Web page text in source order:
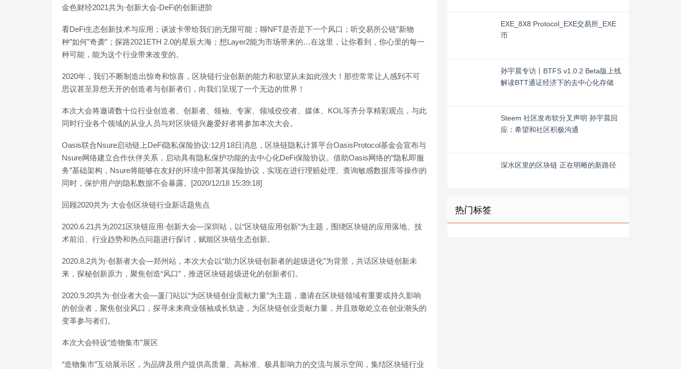
金色财经2021共为·创新大会-DeFi的创新进阶
看DeFi生态创新技术与应用；谈波卡带给我们的无限可能；聊NFT是否是下一个风口；听交易所公链”新物
种”如何”奇袭”；探路2021ETH 2.0的星辰大海；想Layer2能为市场带来的…在这里，让你看到，你心里的每一
种可能，能为这个行业带来改变的。
2020年，我们不断制造出惊奇和惊喜，区块链行业创新的能力和欲望从未如此强大！那些常常让人感到不可
思议甚至异想天开的创造者与创新者们，向我们呈现了一个无边的世界！
本次大会将邀请数十位行业创造者、创新者、领袖、专家、领域佼佼者、媒体、KOL等齐分享精彩观点，与此
同时行业各个领域的从业人员与对区块链兴趣爱好者将参加本次大会。
Oasis联合Nsure启动链上DeFi隐私保险协议:12月18日消息，区块链隐私计算平台OasisProtocol基金会宣布与
Nsure网络建立合作伙伴关系，启动具有隐私保护功能的去中心化DeFi保险协议。借助Oasis网络的“隐私即服
务”基础架构，Nsure将能够在友好的环境中部署其保险协议，实现在进行理赔处理、查询敏感数据库等操作的
同时，保护用户的隐私数据不会暴露。[2020/12/18 15:39:18]
回顾2020共为·大会创区块链行业新话题焦点
2020.6.21共为2021区块链应用·创新大会—深圳站，以“区块链应用创新”为主题，围绕区块链的应用落地、技
术前沿、行业趋势和热点问题进行探讨，赋能区块链生态创新。
2020.8.2共为·创新者大会—郑州站，本次大会以“助力区块链创新者的超级进化”为背景，共话区块链创新未
来，探秘创新原力，聚焦创造“风口”，推进区块链超级进化的创新者们。
2020.9.20共为·创业者大会—厦门站以“为区块链创业贡献力量”为主题，邀请在区块链领域有重要或持久影响
的创业者，聚焦创业风口，探寻未来商业领袖成长轨迹，为区块链创业贡献力量，并且致敬屹立在创业潮头的
变革参与者们。
本次大会特设“造物集市”展区
“造物集市”互动展示区，为品牌及用户提供高质量、高标准、极具影响力的交流与展示空间，集结区块链行业
EXE_8X8 Protocol_EXE交易所_EXE
币
孙宇晨专访丨BTFS v1.0.2 Beta版上线
解读BTT通证经济下的去中心化存储
Steem 社区发布软分叉声明 孙宇晨回
应：希望和社区积极沟通
深水区里的区块链 正在明晰的新路径
热门标签